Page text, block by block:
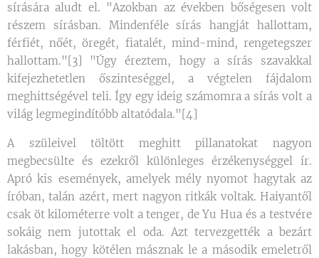
sírására aludt el. "Azokban az években bőségesen volt
részem sírásban. Mindenféle sírás hangját hallottam,
férfiét, nőét, öregét, fiatalét, mind-mind, rengetegszer
hallottam."[3] "Úgy éreztem, hogy a sírás szavakkal
kifejezhetetlen őszinteséggel, a végtelen fájdalom
meghittségével teli. Így egy ideig számomra a sírás volt a
világ legmegindítóbb altatódala."[4]
A szüleivel töltött meghitt pillanatokat nagyon
megbecsülte és ezekről különleges érzékenységgel ír.
Apró kis események, amelyek mély nyomot hagytak az
íróban, talán azért, mert nagyon ritkák voltak. Haiyantől
csak öt kilométerre volt a tenger, de Yu Hua és a testvére
sokáig nem jutottak el oda. Azt tervezgették a bezárt
lakásban, hogy kötélen másznak le a második emeletről